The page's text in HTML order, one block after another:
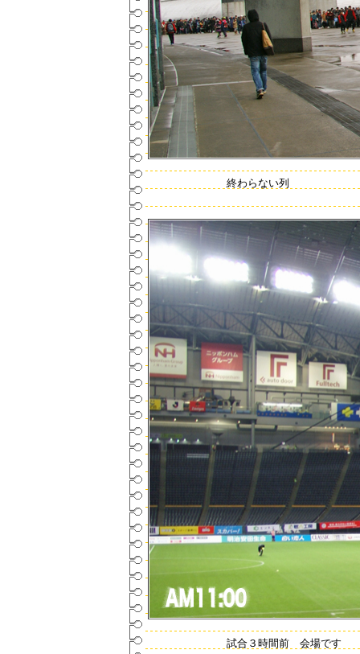
終わらない列
試合３時間前 会場です